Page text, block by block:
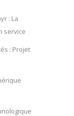
: La
service
: Projet